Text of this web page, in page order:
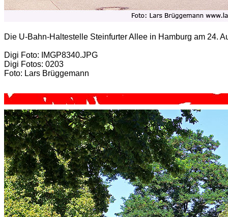
Die U-Bahn-Haltestelle Steinfurter Allee in Hamburg am 24.
Digi Foto: IMGP8340.JPG
Digi Fotos: 0203
Foto: Lars Brüggemann